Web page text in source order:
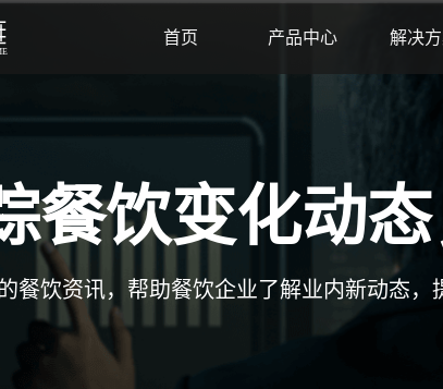
首页 产品中心 解决
餐饮变化动
餐饮资讯，帮助餐饮企业了解业内新动态，